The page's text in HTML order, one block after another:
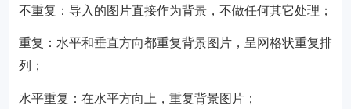
不重复：导入的图片直接作为背景，不做任何其它处理；
重复：水平和垂直方向都重复背景图片，呈网格状重复排
列；
水平重复：在水平方向上，重复背景图片；